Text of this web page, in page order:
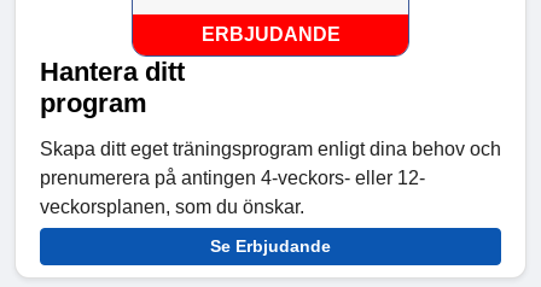
ERBJUDANDE
Hantera ditt
program
Skapa ditt eget träningsprogram enligt dina behov och
prenumerera på antingen 4-veckors- eller 12-
veckorsplanen, som du önskar.
Se Erbjudande